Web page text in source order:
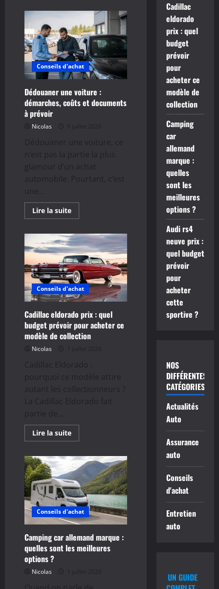
Dédouanement
prix
:
combien
coûte
l’importation
d’un
véhicule
?
Conseils d'achat
Dédouaner une voiture :
démarches, coûts et documents
à prévoir
Nicolas 9 juillet 2026
Dédouaner une voiture, ce
n’est pas la partie la plus
glamour d’un achat
automobile. Pourtant, c’est
une...
Lire la suiteEn
savoir
Dédouaner
une
voiture
:
démarches,
coûts
et
documents
à
prévoir
Conseils d'achat
Cadillac eldorado prix : quel
budget prévoir pour acheter ce
modèle de collection
Nicolas 1 juillet 2026
Cadillac Eldorado :
pourquoi ce modèle attire
autant les collectionneurs ?
La Cadillac Eldorado fait
partie de...
Lire la suiteEn
savoir
Cadillac
eldorado
prix
:
quel
budget
prévoir
pour
acheter
ce
de
collection
Conseils d'achat
Camping car allemand marque :
quelles sont les meilleures
options ?
Nicolas 1 juillet 2026
Cadillac
eldorado
prix : quel
budget
prévoir
pour
acheter ce
modèle de
collection
Camping
car
allemand
marque :
quelles
sont les
meilleures
options ?
Audi rs4
neuve prix :
quel budget
prévoir
pour
acheter
cette
sportive ?
NOS
DIFFÉRENTES
CATÉGORIES
Actualités
Auto
Assurance
auto
Conseils
d'achat
Entretien
auto
UN GUIDE